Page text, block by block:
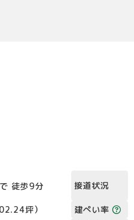
徒歩9分 接道状況
坪） 建ぺい率